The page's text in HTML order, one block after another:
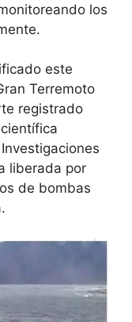
los
este
Terremoto
registrado
liberada por
de bombas